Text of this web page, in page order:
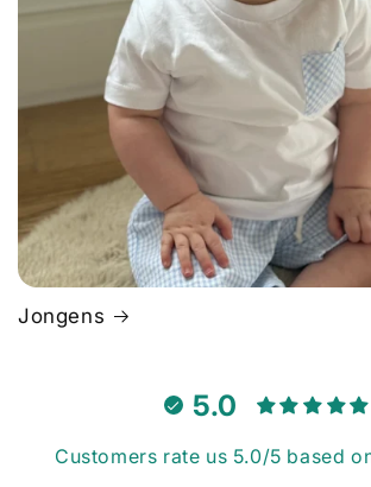
Jongens
5.0
Customers rate us 5.0/5 based